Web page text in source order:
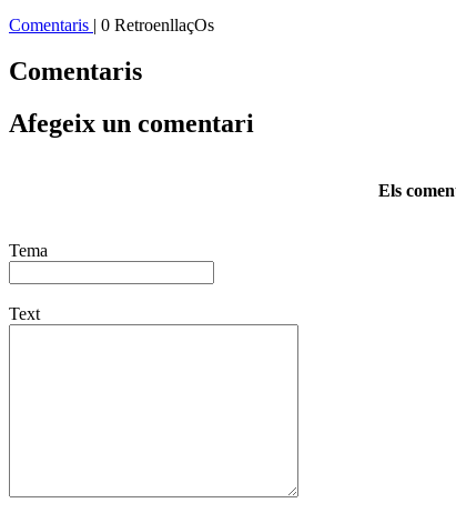
Comentaris | 0 RetroenllaçOs
Comentaris
Afegeix un comentari
Els
Tema
Text